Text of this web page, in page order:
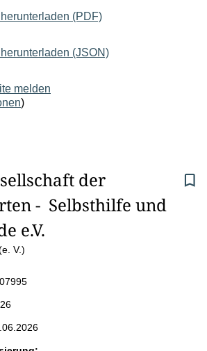
(PDF)
(JSON)
melden
)
der
-  Selbsthilfe und
e.V.
V.)